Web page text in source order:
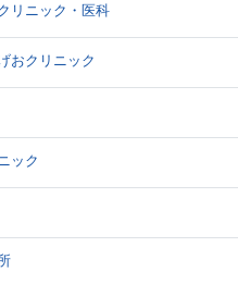
リニック・医科
クリニック
ック